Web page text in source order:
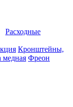
Расходные
Кронштейны,
медная Фреон